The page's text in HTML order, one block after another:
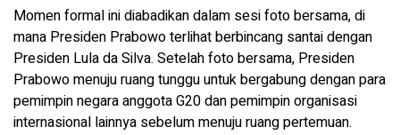
Momen formal ini diabadikan dalam sesi foto bersama, di
mana Presiden Prabowo terlihat berbincang santai dengan
Presiden Lula da Silva. Setelah foto bersama, Presiden
Prabowo menuju ruang tunggu untuk bergabung dengan para
pemimpin negara anggota G20 dan pemimpin organisasi
internasional lainnya sebelum menuju ruang pertemuan.